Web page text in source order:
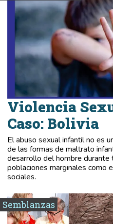
Violencia
Caso: Bolivia
El abuso sexual infantil no es
de las formas de maltrato
desarrollo del hombre durante
poblaciones marginales como
sociales.
Semblanzas